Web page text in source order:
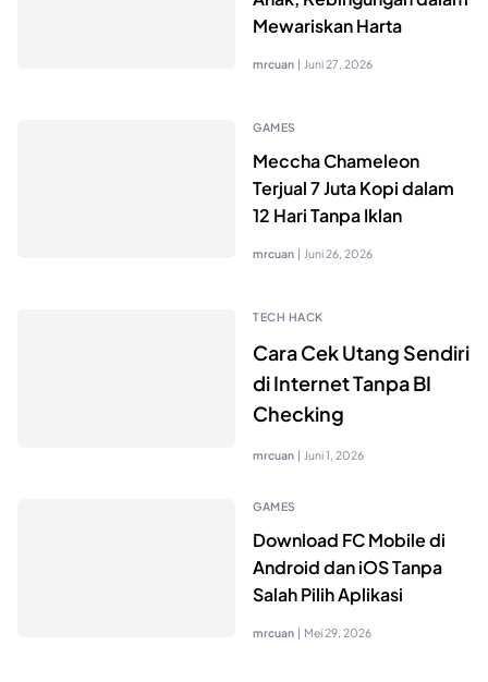
Mewariskan Harta
mrcuan | Juni 27, 2026
GAMES
Meccha Chameleon
Terjual 7 Juta Kopi dalam
12 Hari Tanpa Iklan
mrcuan | Juni 26, 2026
TECH HACK
Cara Cek Utang Sendiri
di Internet Tanpa BI
Checking
mrcuan | Juni 1, 2026
GAMES
Download FC Mobile di
Android dan iOS Tanpa
Salah Pilih Aplikasi
mrcuan | Mei 29, 2026